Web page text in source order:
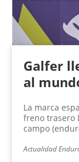
Galfer
al
La marca
freno trasero
campo
Actualidad